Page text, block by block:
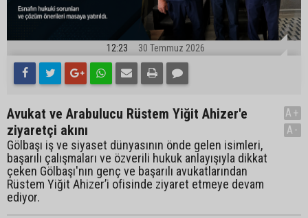
12:23 30 Temmuz 2026
Avukat ve Arabulucu Rüstem Yiğit Ahizer'e
ziyaretçi akını
Gölbaşı iş ve siyaset dünyasının önde gelen isimleri,
başarılı çalışmaları ve özverili hukuk anlayışıyla dikkat
çeken Gölbaşı'nın genç ve başarılı avukatlarından
Rüstem Yiğit Ahizer’i ofisinde ziyaret etmeye devam
ediyor.
A+
A-